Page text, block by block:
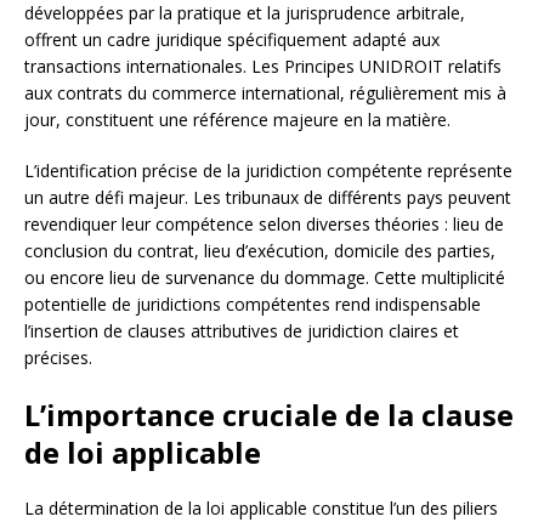
développées par la pratique et la jurisprudence arbitrale,
offrent un cadre juridique spécifiquement adapté aux
transactions internationales. Les Principes UNIDROIT relatifs
aux contrats du commerce international, régulièrement mis à
jour, constituent une référence majeure en la matière.
L’identification précise de la juridiction compétente représente
un autre défi majeur. Les tribunaux de différents pays peuvent
revendiquer leur compétence selon diverses théories : lieu de
conclusion du contrat, lieu d’exécution, domicile des parties,
ou encore lieu de survenance du dommage. Cette multiplicité
potentielle de juridictions compétentes rend indispensable
l’insertion de clauses attributives de juridiction claires et
précises.
L’importance cruciale de la clause
de loi applicable
La détermination de la loi applicable constitue l’un des piliers